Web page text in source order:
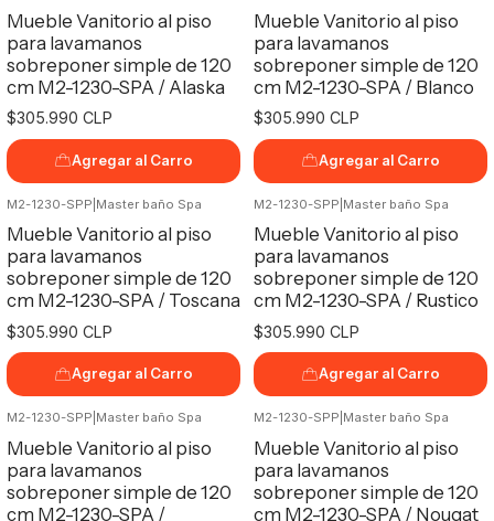
Mueble Vanitorio al piso
para lavamanos
sobreponer simple de 120
cm M2-1230-SPA / Alaska
$305.990 CLP
Agregar al Carro
Mueble Vanitorio al piso
para lavamanos
sobreponer simple de 120
cm M2-1230-SPA / Blanco
$305.990 CLP
Agregar al Carro
M2-1230-SPP Master baño Spa
Mueble Vanitorio al piso
para lavamanos
sobreponer simple de 120
cm M2-1230-SPA / Toscana
$305.990 CLP
Agregar al Carro
M2-1230-SPP Master baño Spa
Mueble Vanitorio al piso
para lavamanos
sobreponer simple de 120
cm M2-1230-SPA / Rustico
$305.990 CLP
Agregar al Carro
M2-1230-SPP Master baño Spa
Mueble Vanitorio al piso
para lavamanos
sobreponer simple de 120
cm M2-1230-SPA /
M2-1230-SPP Master baño Spa
Mueble Vanitorio al piso
para lavamanos
sobreponer simple de 120
cm M2-1230-SPA / Nougat